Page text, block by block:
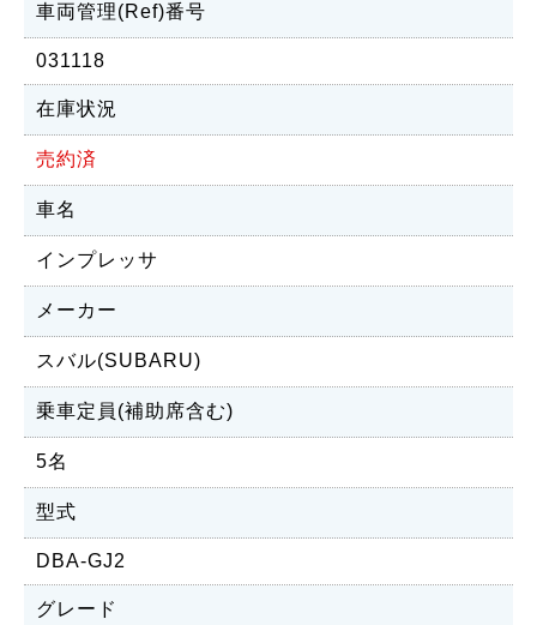
車両管理(Ref)番号
031118
在庫状況
売約済
車名
インプレッサ
メーカー
スバル(SUBARU)
乗車定員(補助席含む)
5名
型式
DBA-GJ2
グレード